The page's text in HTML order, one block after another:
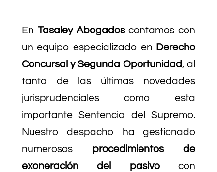
En Tasaley Abogadoscontamos con
un equipo especializado en Derecho
Concursal y Segunda Oportunidad, al
tanto de las últimas novedades
jurisprudenciales como esta
importante Sentencia del Supremo.
Nuestro despacho ha gestionado
numerosos procedimientos de
exoneración del pasivocon